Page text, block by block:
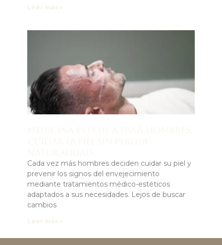
Cada vez más hombres deciden cuidar su piel y
prevenir los signos del envejecimiento
mediante tratamientos médico-estéticos
adaptados a sus necesidades. Lejos de buscar
cambios